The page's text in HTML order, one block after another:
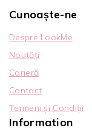
Cunoaște-ne
Despre LookMe
Noutăți
Carieră
Contact
Termeni și Condiții
Information